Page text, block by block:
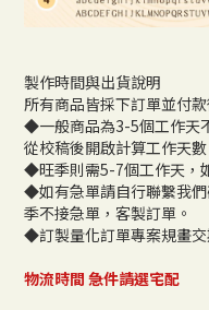
製作時間與出貨說明
所有商品皆採下訂單並付款
◆一般商品為3-5個工作天
從校稿後開啟計算工作天數
◆旺季則需5-7個工作天，
◆如有急單請自行聯繫我
季不接急單，客製訂單。
◆訂製量化訂單專案規畫
物流時間 急件請選宅配